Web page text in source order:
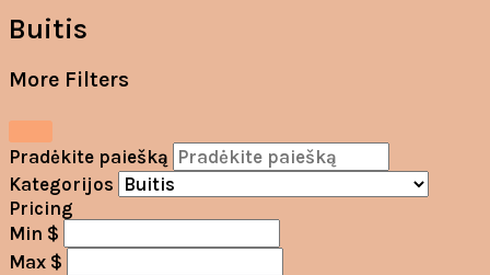
Buitis
More Filters
Pradėkite paiešką
Kategorijos
Pricing
Min $
Max $